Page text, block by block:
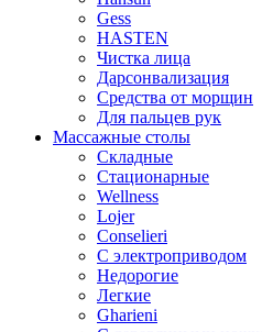
Gess
HASTEN
Чистка лица
Дарсонвализация
Средства от морщин
Для пальцев рук
Массажные столы
Складные
Стационарные
Wellness
Lojer
Conselieri
С электроприводом
Недорогие
Легкие
Gharieni